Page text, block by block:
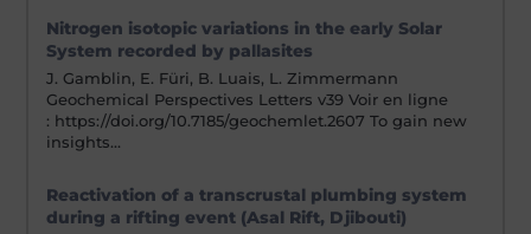
Nitrogen isotopic variations in the early Solar
System recorded by pallasites
J. Gamblin, E. Füri, B. Luais, L. Zimmermann
Geochemical Perspectives Letters v39 Voir en ligne
: https://doi.org/10.7185/geochemlet.2607 To gain new
insights…
Reactivation of a transcrustal plumbing system
during a rifting event (Asal Rift, Djibouti)